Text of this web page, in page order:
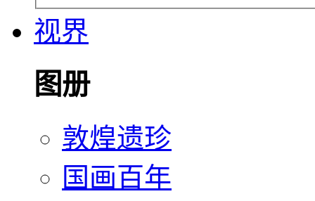
视界
图册
敦煌遗珍
国画百年